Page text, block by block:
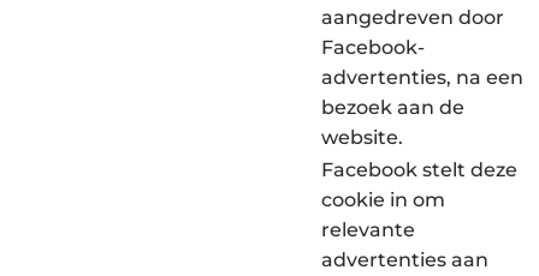
aangedreven door
Facebook-
advertenties, na een
bezoek aan de
website.
Facebook stelt deze
cookie in om
relevante
advertenties aan